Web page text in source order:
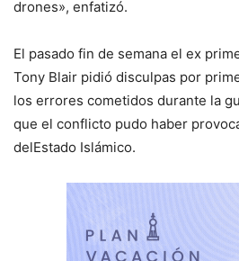
drones», enfatizó.
El pasado fin de semana el ex
Tony Blair pidió disculpas por
los errores cometidos durante la
que el conflicto pudo haber
delEstado Islámico.